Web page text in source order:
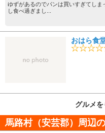
ゆずがあるのでパンは買いすぎてし
し食べ過ぎまし...
おはら食
グルメ
馬路村（安芸郡）周辺